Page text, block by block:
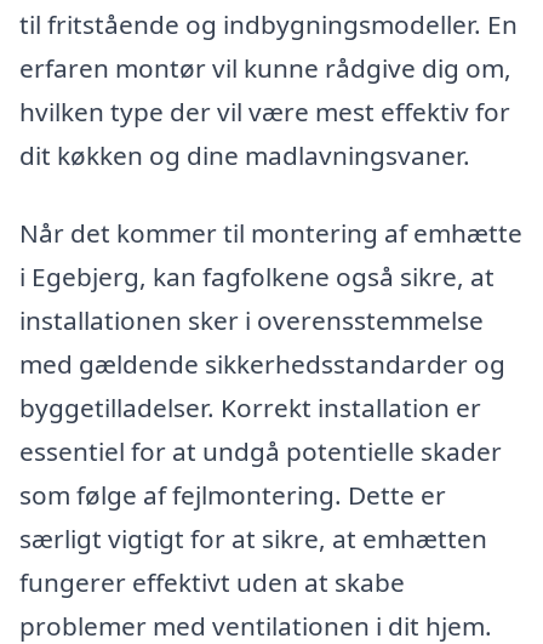
til fritstående og indbygningsmodeller. En
erfaren montør vil kunne rådgive dig om,
hvilken type der vil være mest effektiv for
dit køkken og dine madlavningsvaner.
Når det kommer til montering af emhætte
i Egebjerg, kan fagfolkene også sikre, at
installationen sker i overensstemmelse
med gældende sikkerhedsstandarder og
byggetilladelser. Korrekt installation er
essentiel for at undgå potentielle skader
som følge af fejlmontering. Dette er
særligt vigtigt for at sikre, at emhætten
fungerer effektivt uden at skabe
problemer med ventilationen i dit hjem.